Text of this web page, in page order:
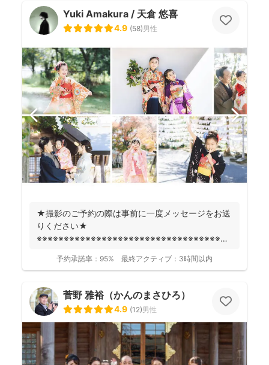
Yuki Amakura / 天倉 悠喜
4.9 (58)男性
★撮影のご予約の際は事前に一度メッセージをお送
りください★
※※※※※※※※※※※※※※※※※※※※※※※※※※※※※※※※※※※※
予約承諾率： 95% 最終アクティブ： 3時間以内
菅野 雅裕（かんのまさひろ）
4.9 (12)男性